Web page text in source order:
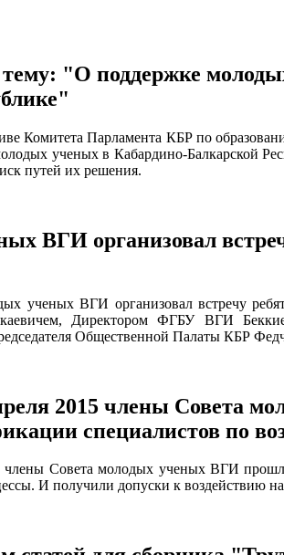
"О поддержке
Комитета Парламента КБР по
ученых в Кабардино-Бал­карской
путей их решения.
ВГИ организовал
ученых ВГИ организовал встречу
Директором ФГБУ ВГИ
Общественной Палаты КБР
2015 члены Совета
специалистов по
члены Совета молодых ученых ВГИ
И получили допуски к воздействию